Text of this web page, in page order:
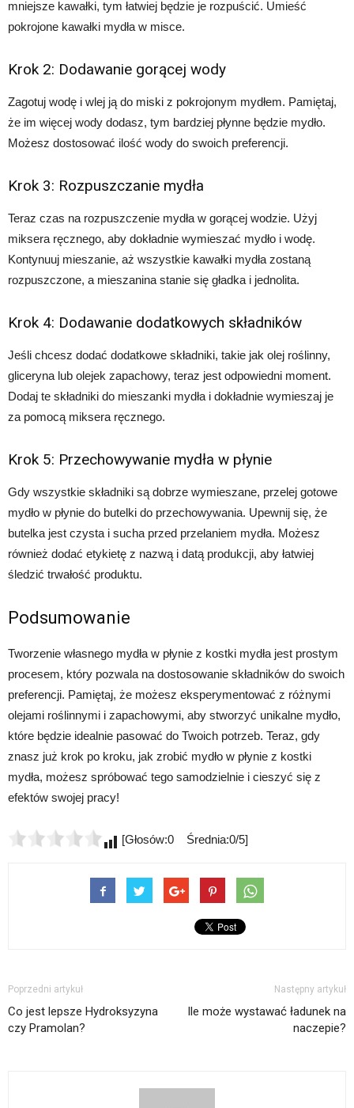
mniejsze kawałki, tym łatwiej będzie je rozpuścić. Umieść
pokrojone kawałki mydła w misce.
Krok 2: Dodawanie gorącej wody
Zagotuj wodę i wlej ją do miski z pokrojonym mydłem. Pamiętaj,
że im więcej wody dodasz, tym bardziej płynne będzie mydło.
Możesz dostosować ilość wody do swoich preferencji.
Krok 3: Rozpuszczanie mydła
Teraz czas na rozpuszczenie mydła w gorącej wodzie. Użyj
miksera ręcznego, aby dokładnie wymieszać mydło i wodę.
Kontynuuj mieszanie, aż wszystkie kawałki mydła zostaną
rozpuszczone, a mieszanina stanie się gładka i jednolita.
Krok 4: Dodawanie dodatkowych składników
Jeśli chcesz dodać dodatkowe składniki, takie jak olej roślinny,
gliceryna lub olejek zapachowy, teraz jest odpowiedni moment.
Dodaj te składniki do mieszanki mydła i dokładnie wymieszaj je
za pomocą miksera ręcznego.
Krok 5: Przechowywanie mydła w płynie
Gdy wszystkie składniki są dobrze wymieszane, przelej gotowe
mydło w płynie do butelki do przechowywania. Upewnij się, że
butelka jest czysta i sucha przed przelaniem mydła. Możesz
również dodać etykietę z nazwą i datą produkcji, aby łatwiej
śledzić trwałość produktu.
Podsumowanie
Tworzenie własnego mydła w płynie z kostki mydła jest prostym
procesem, który pozwala na dostosowanie składników do swoich
preferencji. Pamiętaj, że możesz eksperymentować z różnymi
olejami roślinnymi i zapachowymi, aby stworzyć unikalne mydło,
które będzie idealnie pasować do Twoich potrzeb. Teraz, gdy
znasz już krok po kroku, jak zrobić mydło w płynie z kostki
mydła, możesz spróbować tego samodzielnie i cieszyć się z
efektów swojej pracy!
[Głosów:0 Średnia:0/5]
Poprzedni artykuł
Co jest lepsze Hydroksyzyna
czy Pramolan?
Następny artykuł
Ile może wystawać ładunek na
naczepie?